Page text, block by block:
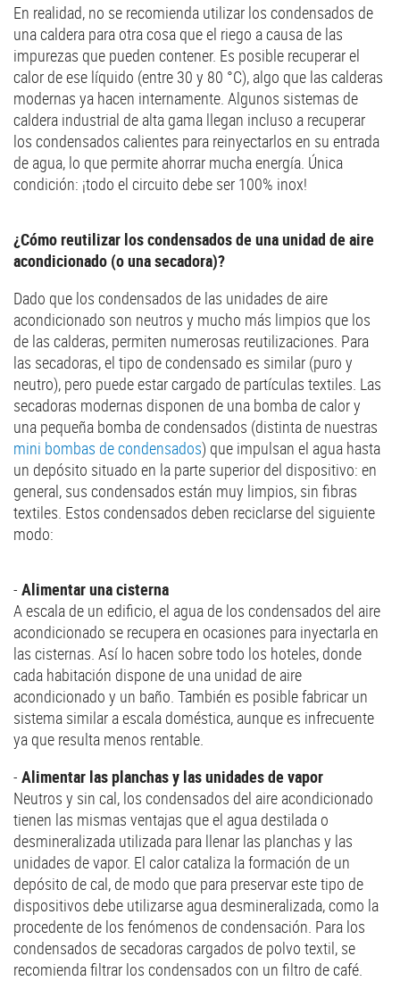
En realidad, no se recomienda utilizar los condensados de
una caldera para otra cosa que el riego a causa de las
impurezas que pueden contener. Es posible recuperar el
calor de ese líquido (entre 30 y 80 °C), algo que las calderas
modernas ya hacen internamente. Algunos sistemas de
caldera industrial de alta gama llegan incluso a recuperar
los condensados calientes para reinyectarlos en su entrada
de agua, lo que permite ahorrar mucha energía. Única
condición: ¡todo el circuito debe ser 100% inox!
¿Cómo reutilizar los condensados de una unidad de aire
acondicionado (o una secadora)?
Dado que los condensados de las unidades de aire
acondicionado son neutros y mucho más limpios que los
de las calderas, permiten numerosas reutilizaciones. Para
las secadoras, el tipo de condensado es similar (puro y
neutro), pero puede estar cargado de partículas textiles. Las
secadoras modernas disponen de una bomba de calor y
una pequeña bomba de condensados (distinta de nuestras
mini bombas de condensados) que impulsan el agua hasta
un depósito situado en la parte superior del dispositivo: en
general, sus condensados están muy limpios, sin fibras
textiles. Estos condensados deben reciclarse del siguiente
modo:
- Alimentar una cisterna
A escala de un edificio, el agua de los condensados del aire
acondicionado se recupera en ocasiones para inyectarla en
las cisternas. Así lo hacen sobre todo los hoteles, donde
cada habitación dispone de una unidad de aire
acondicionado y un baño. También es posible fabricar un
sistema similar a escala doméstica, aunque es infrecuente
ya que resulta menos rentable.
- Alimentar las planchas y las unidades de vapor
Neutros y sin cal, los condensados del aire acondicionado
tienen las mismas ventajas que el agua destilada o
desmineralizada utilizada para llenar las planchas y las
unidades de vapor. El calor cataliza la formación de un
depósito de cal, de modo que para preservar este tipo de
dispositivos debe utilizarse agua desmineralizada, como la
procedente de los fenómenos de condensación. Para los
condensados de secadoras cargados de polvo textil, se
recomienda filtrar los condensados con un filtro de café.